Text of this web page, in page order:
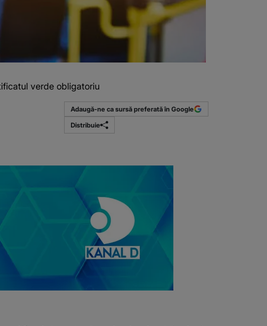
verde obligatoriu
Adaugă-ne ca sursă preferată în Google
Distribuie